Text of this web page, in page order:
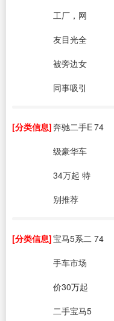
工厂，网
友目光全
被旁边女
同事吸引
[分类信息]奔驰二手E
级豪华车
34万起 特
别推荐
74
[分类信息]宝马5系二
手车市场
价30万起
二手宝马5
74